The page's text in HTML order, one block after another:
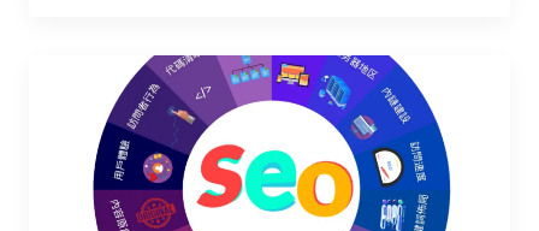
大的商业价值。通过分析这些数据，你可以更好地理
解用户的需求和痛点，优化网站内容和用户体验，最
终提高转化率，实现业务的持续增长。这不仅仅是简
单的流量获取，而是将流量转化为实际的商业价值，
最终实现盈利。 二、 如何选择合适的链接建设追踪
工具？ 市面上有很多链接建设追踪工具，它们的功能
Buzzsumo 这三大神器，轻松提升链接建设效率，让
你的网站在竞争激烈的线上世界中脱颖而出，成为行
业领军者！ 一、链接建设的重要性：为什么它如此重
要？ 在搜索引擎优化这个复杂而精妙的领域中，链接
就好比一张张珍贵的选票，每一张都代表着对你网站
权威性和可信度的认可。高质量的链接越多，搜索引